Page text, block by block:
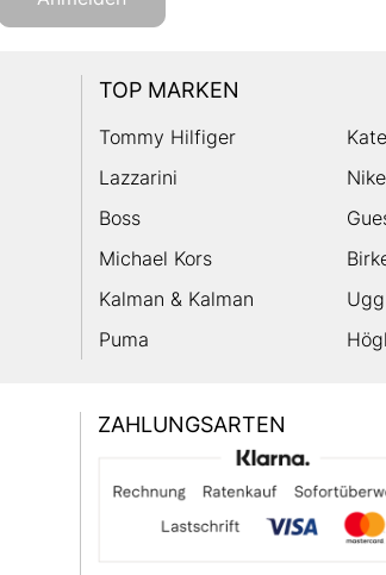
TOP MARKEN
Tommy Hilfiger
Lazzarini
Nike
Boss
Michael Kors
Kalman & Kalman
Ugg
Puma
Högl
ZAHLUNGSARTEN